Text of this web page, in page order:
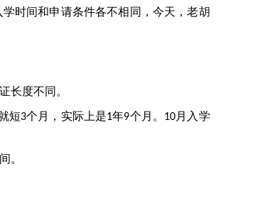
学时间和申请条件各不相同，今天，老胡
长度不同 。
短3个月，实际上是1年9个月。 10月 入学
。